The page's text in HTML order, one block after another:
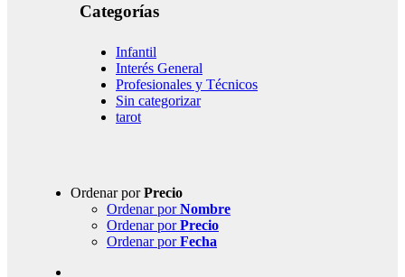
Categorías
Infantil
Interés General
Profesionales y Técnicos
Sin categorizar
tarot
Ordenar porPrecio
Ordenar porNombre
Ordenar porPrecio
Ordenar porFecha